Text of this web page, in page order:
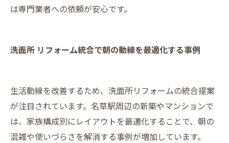
は専門業者への依頼が安心です。
洗面所 リフォーム統合で朝の動線を最適化する事例
生活動線を改善するため、洗面所リフォームの統合提案
が注目されています。名草駅周辺の新築やマンションで
は、家族構成別にレイアウトを最適化することで、朝の
混雑や使いづらさを解消する事例が増加しています。